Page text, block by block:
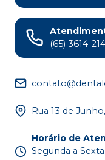
(65) 3614-
Rua 13 de
Horário de
Segunda a